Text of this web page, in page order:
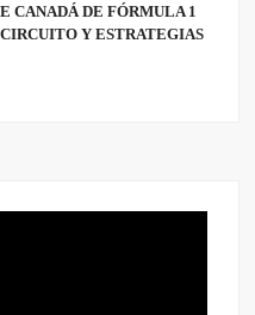
CANADÁ DE FÓRMULA 1
Y ESTRATEGIAS